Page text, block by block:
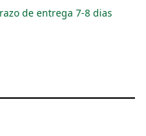
de entrega 7-8 dias